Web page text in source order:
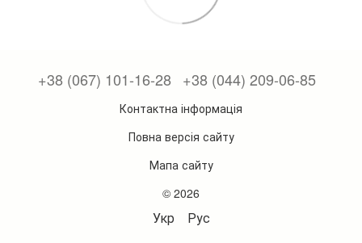
+38 (067) 101-16-28 +38 (044) 209-06-85
Контактна інформація
Повна версія сайту
Мапа сайту
© 2026
Укр Рус